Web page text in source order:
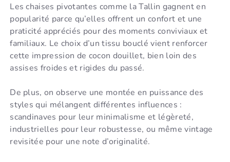
Les chaises pivotantes comme la Tallin gagnent en
popularité parce qu’elles offrent un confort et une
praticité appréciés pour des moments conviviaux et
familiaux. Le choix d’un tissu bouclé vient renforcer
cette impression de cocon douillet, bien loin des
assises froides et rigides du passé.
De plus, on observe une montée en puissance des
styles qui mélangent différentes influences :
scandinaves pour leur minimalisme et légèreté,
industrielles pour leur robustesse, ou même vintage
revisitée pour une note d’originalité.